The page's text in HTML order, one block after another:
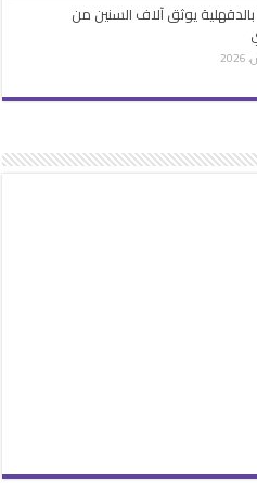
يوثق آلاف السنين من